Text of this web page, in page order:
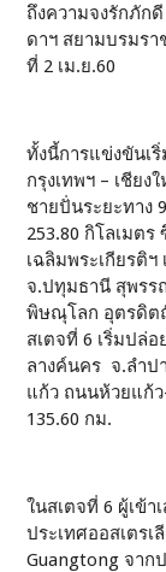
ถึงความจงรักภัก
ดาฯ สยามบรมรา
ที่ 2 เม.ย.60
ทั้งนี้การแข่งขันเริ่
กรุงเทพฯ – เชียง
ชายปั่นระยะทาง
253.80 กิโลเมต
เฉลิมพระเกียรติ
จ.ปทุมธานี สุพรร
พิษณุโลก อุตรดิต
สเตจที่ 6 เริ่มปล่
ลางค์นคร จ.ลำป
แก้ว ถนนห้วยแก้ว
135.60 กม.
ในสเตจที่ 6 ผู้เข้า
ประเทศออสเตรเ
Guangtong จา